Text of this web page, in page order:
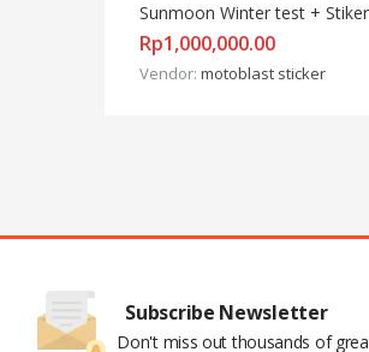
Sunmoon Winter test +
Rp1,000,000.00
Vendor: motoblast sticker
Subscribe Newsletter
Don't miss out thousands of